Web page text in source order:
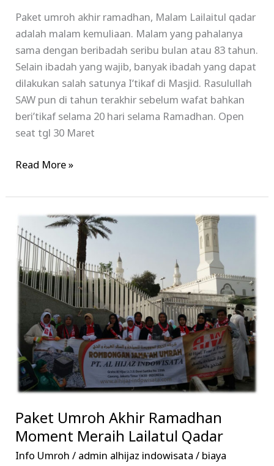
Paket umroh akhir ramadhan, Malam Lailaitul qadar
adalah malam kemuliaan. Malam yang pahalanya
sama dengan beribadah seribu bulan atau 83 tahun.
Selain ibadah yang wajib, banyak ibadah yang dapat
dilakukan salah satunya I’tikaf di Masjid. Rasulullah
SAW pun di tahun terakhir sebelum wafat bahkan
beri’tikaf selama 20 hari selama Ramadhan. Open
seat tgl 30 Maret
Read More »
Paket Umroh Akhir Ramadhan
Moment Meraih Lailatul Qadar
Info Umroh / admin alhijaz indowisata/ biaya
Umroh
Akhir
Ramadhan
Moment
Lailatul
Qadar